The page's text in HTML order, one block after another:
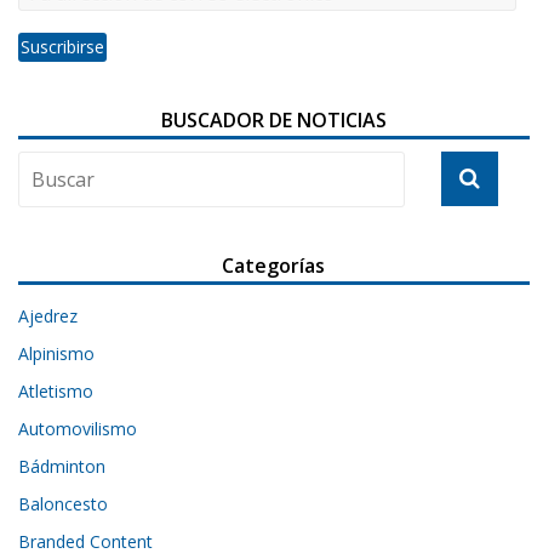
BUSCADOR DE NOTICIAS
Categorías
Ajedrez
Alpinismo
Atletismo
Automovilismo
Bádminton
Baloncesto
Branded Content